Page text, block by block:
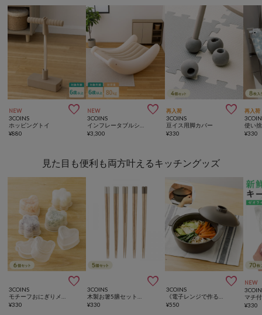
NEW 
3COINS
ホッピングトイ
¥880
NEW 
3COINS
¥3,300
再入荷 
3COINS
豆イス用脚カバー
¥330
再入荷
¥330
見た目も便利も両方叶えるキッチングッズ

3COINS
¥330

3COINS
¥330

3COINS
¥550
NEW
¥330